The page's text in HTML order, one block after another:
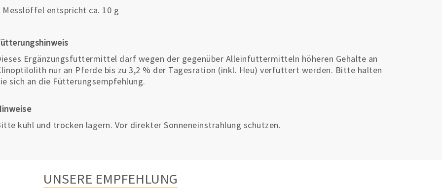
Messlöffel entspricht ca. 10 g
Ergänzungsfuttermittel darf wegen der gegenüber Alleinfuttermitteln höheren Gehalte an
nur an Pferde bis zu 3,2 % der Tagesration (inkl. Heu) verfüttert werden. Bitte halten
sich an die Fütterungsempfehlung.
kühl und trocken lagern. Vor direkter Sonneneinstrahlung schützen.
UNSERE EMPFEHLUNG